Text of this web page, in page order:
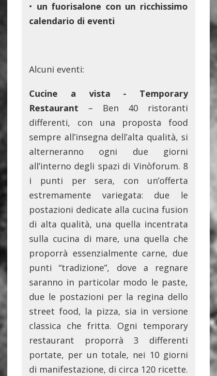
• un fuorisalone con un ricchissimo
calendario di eventi
Alcuni eventi:
Cucine a vista - Temporary
Restaurant – Ben 40 ristoranti
differenti, con una proposta food
sempre all’insegna dell’alta qualità, si
alterneranno ogni due giorni
all’interno degli spazi di Vinòforum. 8
i punti per sera, con un’offerta
estremamente variegata: due le
postazioni dedicate alla cucina fusion
di alta qualità, una quella incentrata
sulla cucina di mare, una quella che
proporrà essenzialmente carne, due
punti “tradizione”, dove a regnare
saranno in particolar modo le paste,
due le postazioni per la regina dello
street food, la pizza, sia in versione
classica che fritta. Ogni temporary
restaurant proporrà 3 differenti
portate, per un totale, nei 10 giorni
di manifestazione, di circa 120 ricette.